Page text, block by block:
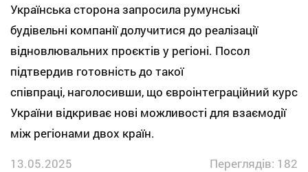
Українська сторона запросила румунські
будівельні компанії долучитися до реалізації
відновлювальних проєктів у регіоні. Посол
підтвердив готовність до такої
співпраці, наголосивши, що євроінтеграційний курс
України відкриває нові можливості для взаємодії
між регіонами двох країн.
13.05.2025
Переглядів: 182